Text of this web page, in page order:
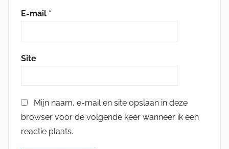
E-mail *
Site
Mijn naam, e-mail en site opslaan in deze
browser voor de volgende keer wanneer ik een
reactie plaats.